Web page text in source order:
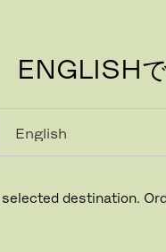
ENGLISH
destination.
イムレスなシルエッ